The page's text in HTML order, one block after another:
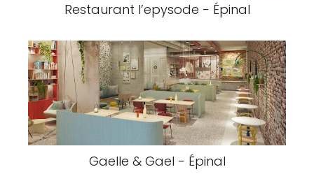
Restaurant l’epysode - Épinal
Gaelle & Gael - Épinal